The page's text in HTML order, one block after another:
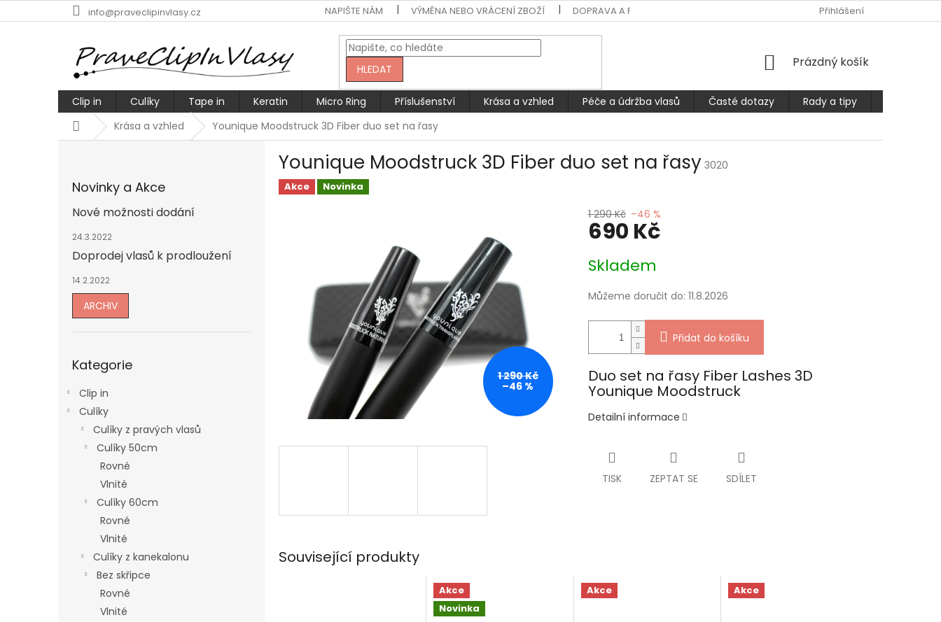
na
info@praveclipinvlasy.cz NAPIŠTE NÁM VÝMĚNA NEBO VRÁCENÍ ZBOŽÍ DOPRAVA A PLATBA OBCHODNÍ PODMÍNKY
Přihlášení
HLEDAT
NÁKUPNÍ
Prázdný košík
Clip in Culíky Tape in Keratin Micro Ring Příslušenství Krása a vzhled Péče a údržba vlasů Časté dotazy Rady a tipy
DomůKrása a vzhled Younique Moodstruck 3D Fiber duo set na řasy
Novinky a Akce
Nové možnosti dodání
24.3.2022
Doprodej vlasů k prodloužení
14.2.2022
ARCHIV
kategorie
Kategorie
Clip in
Culíky
Culíky z pravých vlasů
Culíky 50cm
Rovné
Vlnité
Culíky 60cm
Rovné
Vlnité
Culíky z kanekalonu
Bez skřipce
Rovné
Vlnité
Younique Moodstruck 3D Fiber duo set na řasy 3020
Akce Novinka
1 290 Kč
–46 %
1 290 Kč –46 %
690 Kč
cena:
Skladem
Můžeme doručit do: 11.8.2026
Přidat do košíku
Duo set na řasy Fiber Lashes 3D
Younique Moodstruck
Detailní informace
TISK ZEPTAT SE SDÍLET
Související produkty
Akce
Novinka
Akce Akce